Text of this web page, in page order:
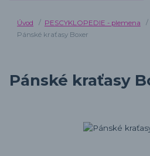
Úvod PESCYKLOPEDIE - plemena
Pánské kraťasy Boxer
Pánské kraťasy